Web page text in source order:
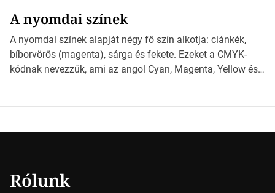
*Hirdetés Ebben a cikkben a papírméretek izgalmas
világába kalauzolunk el téged, hogy jobban megértsd,
milyen szempontok alapján érdemes választanod a
jövőben. Bevezetés a papírméretek világába A […]
A nyomdai színek
A nyomdai színek alapját négy fő szín alkotja: ciánkék,
bíborvörös (magenta), sárga és fekete. Ezeket a CMYK-
kódnak nevezzük, ami az angol Cyan, Magenta, Yellow és
Rólunk